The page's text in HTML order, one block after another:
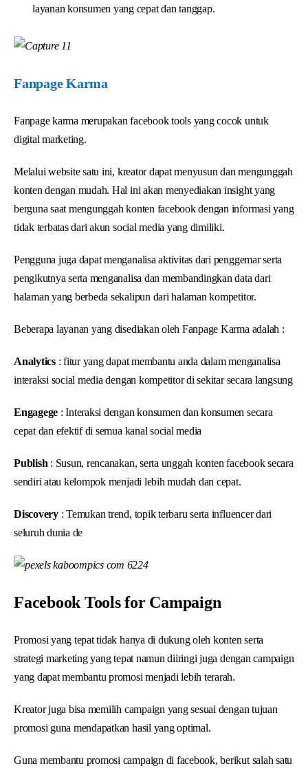
layanan konsumen yang cepat dan tanggap.
Fanpage Karma
Fanpage karma merupakan facebook tools yang cocok untuk
digital marketing.
Melalui website satu ini, kreator dapat menyusun dan mengunggah
konten dengan mudah. Hal ini akan menyediakan insight yang
berguna saat mengunggah konten facebook dengan informasi yang
tidak terbatas dari akun social media yang dimiliki.
Pengguna juga dapat menganalisa aktivitas dari penggemar serta
pengikutnya serta menganalisa dan membandingkan data dari
halaman yang berbeda sekalipun dari halaman kompetitor.
Beberapa layanan yang disediakan oleh Fanpage Karma adalah :
Analytics: fitur yang dapat membantu anda dalam menganalisa
interaksi social media dengan kompetitor di sekitar secara langsung
Engagege : Interaksi dengan konsumen dan konsumen secara
cepat dan efektif di semua kanal social media
Publish : Susun, rencanakan, serta unggah konten facebook secara
sendiri atau kelompok menjadi lebih mudah dan cepat.
Discovery: Temukan trend, topik terbaru serta influencer dari
seluruh dunia de
Facebook Tools for Campaign
Promosi yang tepat tidak hanya di dukung oleh konten serta
strategi marketing yang tepat namun diiringi juga dengan campaign
yang dapat membantu promosi menjadi lebih terarah.
Kreator juga bisa memilih campaign yang sesuai dengan tujuan
promosi guna mendapatkan hasil yang optimal.
Guna membantu promosi campaign di facebook, berikut salah satu